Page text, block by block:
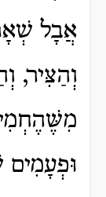
אֲבָל
וְהַצִּיר,
וּפְעָמִים